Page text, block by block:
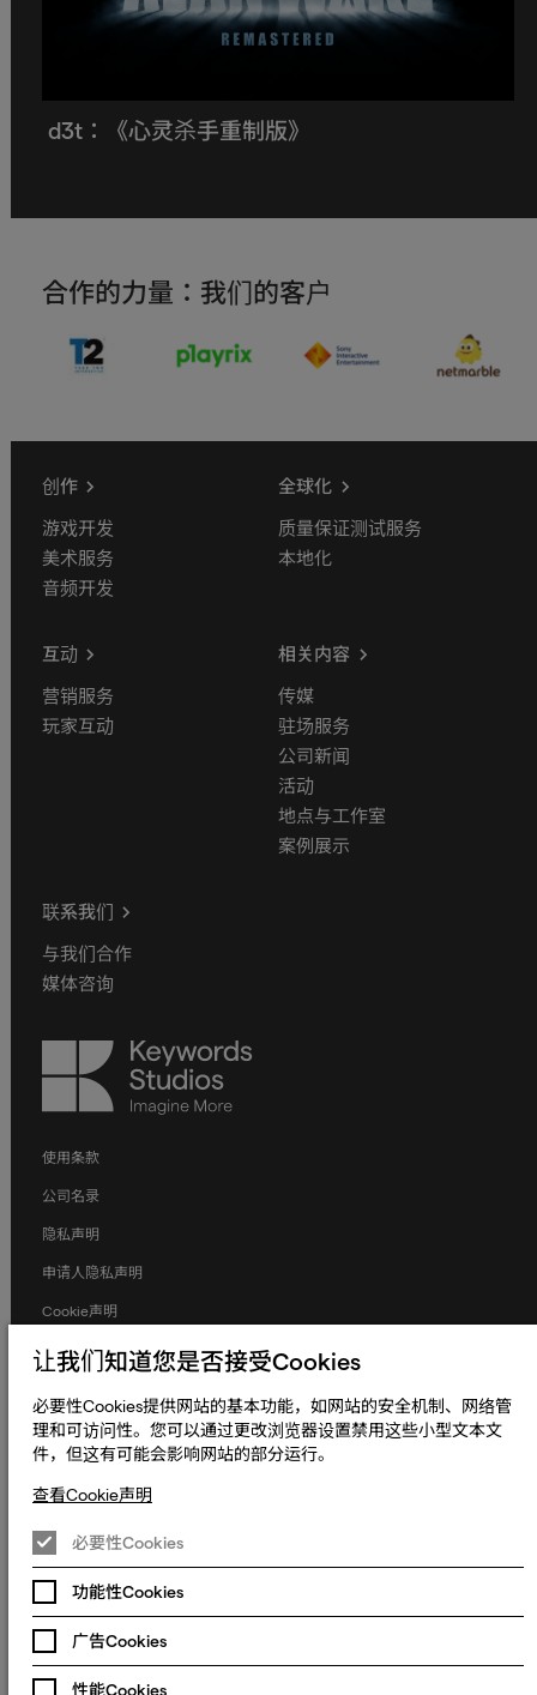
d3t：《心灵杀手重制版》
合作的力量：我们的客户
创作
游戏开发
美术服务
音频开发
全球化
质量保证测试服务
本地化
互动
营销服务
玩家互动
相关内容
传媒
驻场服务
公司新闻
活动
地点与工作室
案例展示
联系我们
与我们合作
媒体咨询
Keywords
Studios
使用条款
公司名录
隐私声明
申请人隐私声明
Cookie声明
条款和条件
全球政策
无障碍声明
更改Cookie偏好设置
© 2023 - 2026 熠文（上海）信息技术有限公司. Keywords International
Limited, Whelan House, South County Business Park, Leopardstown,
Dublin 18, Dublin Ireland.
31010902003465号
沪**ICP**备**2022022064**号**-1**
沪公网安备**31010902003465**号**
让我们知道您是否接受Cookies
必要性Cookies提供网站的基本功能，如网站的安全机制、网络管
理和可访问性。您可以通过更改浏览器设置禁用这些小型文本文
件，但这有可能会影响网站的部分运行。
查看Cookie声明
必要性Cookies
功能性Cookies
广告Cookies
性能Cookies